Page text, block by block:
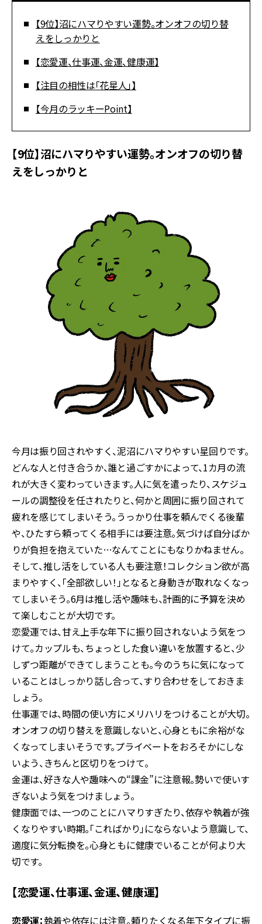
【9位】沼にハマりやすい運勢。オンオフの切り替
えをしっかりと
【恋愛運、仕事運、金運、健康運】
【注目の相性は「花星人」】
【今月のラッキーPoint】
【9位】沼にハマりやすい運勢。オンオフの切り替
えをしっかりと
今月は振り回されやすく、泥沼にハマりやすい星回りです。
どんな人と付き合うか、誰と過ごすかによって、1カ月の流
れが大きく変わっていきます。人に気を遣ったり、スケジュ
ールの調整役を任されたりと、何かと周囲に振り回されて
疲れを感じてしまいそう。うっかり仕事を頼んでくる後輩
や、ひたすら頼ってくる相手には要注意。気づけば自分ばか
りが負担を抱えていた…なんてことにもなりかねません。
そして、推し活をしている人も要注意！コレクション欲が高
まりやすく、「全部欲しい！」となると身動きが取れなくなっ
てしまいそう。6月は推し活や趣味も、計画的に予算を決め
て楽しむことが大切です。
恋愛運では、甘え上手な年下に振り回されないよう気をつ
けて。カップルも、ちょっとした食い違いを放置すると、少
しずつ距離ができてしまうことも。今のうちに気になって
いることはしっかり話し合って、すり合わせをしておきま
しょう。
仕事運では、時間の使い方にメリハリをつけることが大切。
オンオフの切り替えを意識しないと、心身ともに余裕がな
くなってしまいそうです。プライベートをおろそかにしな
いよう、きちんと区切りをつけて。
金運は、好きな人や趣味への“課金”に注意報。勢いで使いす
ぎないよう気をつけましょう。
健康面では、一つのことにハマりすぎたり、依存や執着が強
くなりやすい時期。「こればかり」にならないよう意識して、
適度に気分転換を。心身ともに健康でいることが何より大
切です。
【恋愛運、仕事運、金運、健康運】
恋愛運：執着や依存には注意。頼りたくなる年下タイプに振